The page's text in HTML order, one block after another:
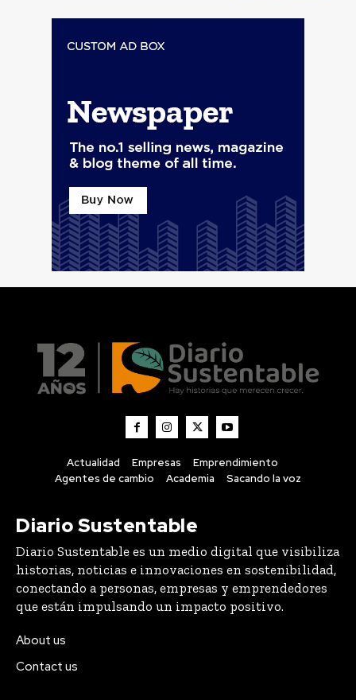
Actualidad Empresas
Emprendimiento
Agentes de cambio
Academia Sacando la voz
Diario Sustentable
Diario Sustentable es un medio digital que visibiliza
historias, noticias e innovaciones en sostenibilidad,
conectando a personas, empresas y emprendedores
que están impulsando un impacto positivo.
About us
Contact us